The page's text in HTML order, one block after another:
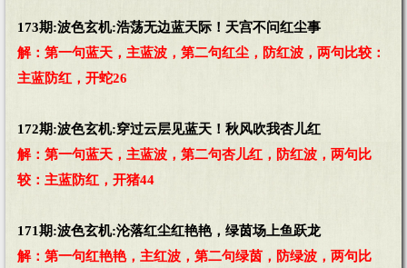
173期:波色玄机:浩荡无边蓝天际！天宫不问红尘事
解：第一句蓝天，主蓝波，第二句红尘，防红波，两句比较：
主蓝防红，开蛇26
172期:波色玄机:穿过云层见蓝天！秋风吹我杏儿红
解：第一句蓝天，主蓝波，第二句杏儿红，防红波，两句比
较：主蓝防红，开猪44
171期:波色玄机:沦落红尘红艳艳，绿茵场上鱼跃龙
解：第一句红艳艳，主红波，第二句绿茵，防绿波，两句比